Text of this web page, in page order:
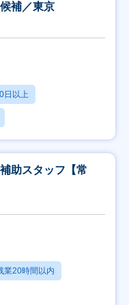
補／東京
日以上
助スタッフ【常
業20時間以内